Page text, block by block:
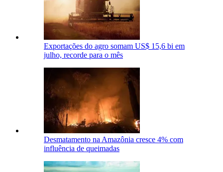
Exportações do agro somam US$ 15,6 bi em
julho, recorde para o mês
Desmatamento na Amazônia cresce 4% com
influência de queimadas